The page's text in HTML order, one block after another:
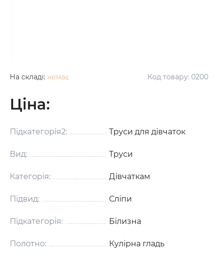
На складі: немає Код товару: 0200
Ціна:
Підкатегорія2: Труси для дівчаток
Вид: Труси
Категорія: Дівчаткам
Підвид: Сліпи
Підкатегорія: Білизна
Полотно: Кулірна гладь